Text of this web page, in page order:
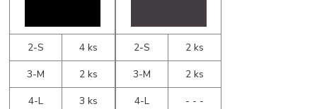
2-S
4 ks
3-M
2 ks
4-L
3 ks
2-S
2 ks
3-M
2 ks
4-L
- - -